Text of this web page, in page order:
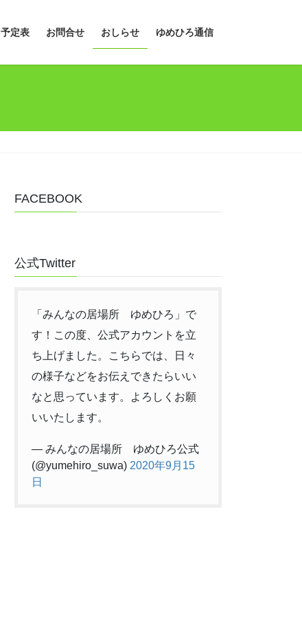
予定表 お問合せ おしらせ ゆめひろ通信
FACEBOOK
公式Twitter
「みんなの居場所 ゆめひろ」で
す！この度、公式アカウントを立
ち上げました。こちらでは、日々
の様子などをお伝えできたらいい
なと思っています。よろしくお願
いいたします。
— みんなの居場所 ゆめひろ公式
(@yumehiro_suwa) 2020年9月15
日